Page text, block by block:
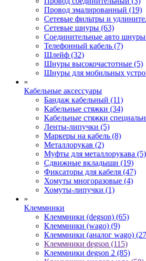
Провод эмалированный (19)
Сетевые фильтры и
Сетевые шнуры (63)
Соединительные авто
Телефонный кабель (7)
Шлейф (32)
Шнуры высокочастотные (5)
Шнуры для мобильных
»
Кабельные аксессуары
Бандаж кабельный (11)
Кабельные стяжки (34)
Кабельные стяжки
Ленты-липучки (5)
Маркеры на кабель (8)
Металлорукав (2)
Муфты для металлорукава (5)
Сдвижные вкладыши (19)
Фиксаторы для кабеля (47)
Хомуты многоразовые (4)
Хомуты-липучки (1)
»
Клеммники
Клеммники (degson) (65)
Клеммники (wago) (9)
Клеммники (аналог wago)
Клеммники degson (115)
Клеммники degson 2 (85)